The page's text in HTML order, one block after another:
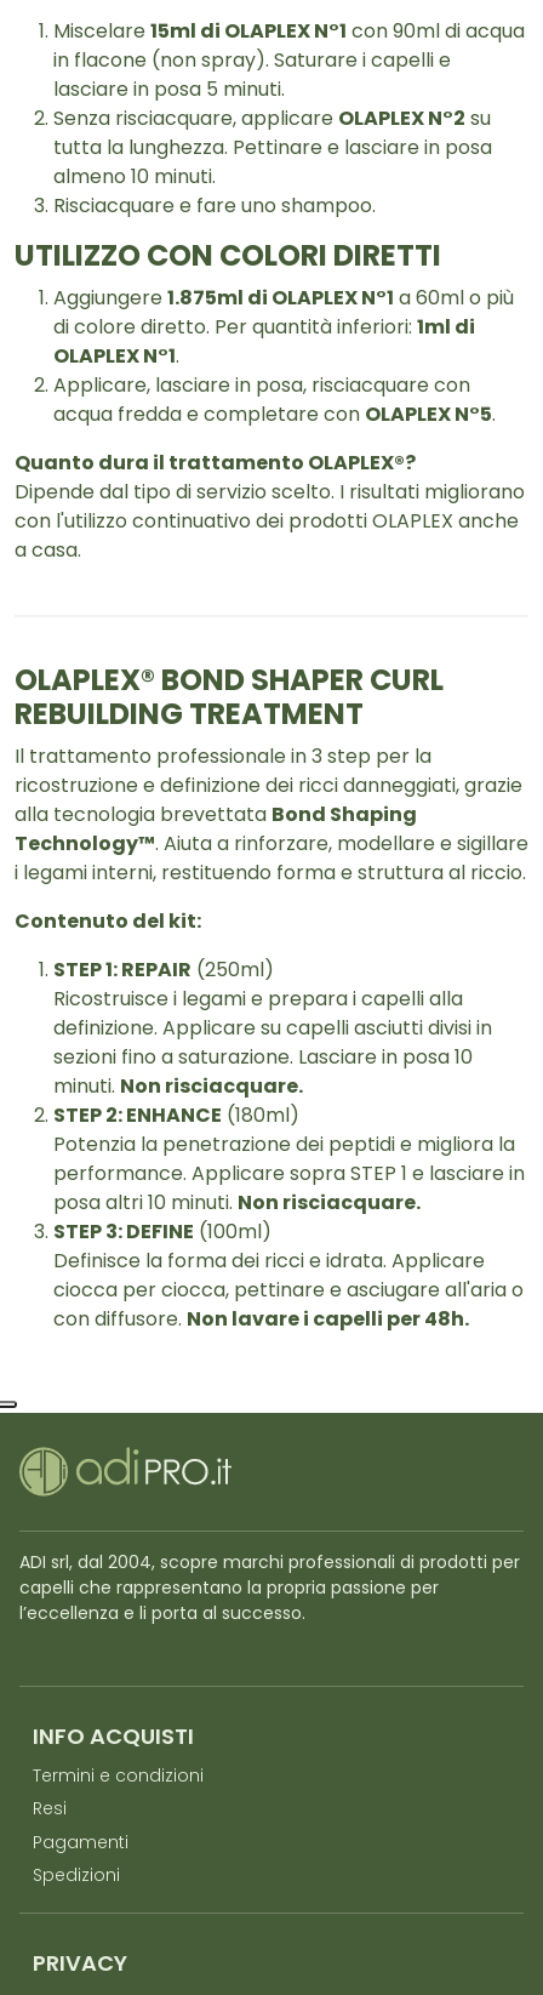
Miscelare 15ml di OLAPLEX N°1 con 90ml di acqua
in flacone (non spray). Saturare i capelli e
lasciare in posa 5 minuti.
Senza risciacquare, applicare OLAPLEX N°2 su
tutta la lunghezza. Pettinare e lasciare in posa
almeno 10 minuti.
Risciacquare e fare uno shampoo.
UTILIZZO CON COLORI DIRETTI
Aggiungere 1.875ml di OLAPLEX N°1 a 60ml o più
di colore diretto. Per quantità inferiori: 1ml di
OLAPLEX N°1 .
Applicare, lasciare in posa, risciacquare con
acqua fredda e completare con OLAPLEX N°5.
Quanto dura il trattamento OLAPLEX®?
Dipende dal tipo di servizio scelto. I risultati migliorano
con l'utilizzo continuativo dei prodotti OLAPLEX anche
a casa.
OLAPLEX® BOND SHAPER CURL
REBUILDING TREATMENT
Il trattamento professionale in 3 step per la
ricostruzione e definizione dei ricci danneggiati, grazie
alla tecnologia brevettata Bond Shaping
Technology™. Aiuta a rinforzare, modellare e sigillare
i legami interni, restituendo forma e struttura al riccio.
Contenuto del kit:
STEP 1: REPAIR (250ml)
Ricostruisce i legami e prepara i capelli alla
definizione. Applicare su capelli asciutti divisi in
sezioni fino a saturazione. Lasciare in posa 10
minuti. Non risciacquare.
STEP 2: ENHANCE (180ml)
Potenzia la penetrazione dei peptidi e migliora la
performance. Applicare sopra STEP 1 e lasciare in
posa altri 10 minuti. Non risciacquare.
STEP 3: DEFINE (100ml)
Definisce la forma dei ricci e idrata. Applicare
ciocca per ciocca, pettinare e asciugare all'aria o
con diffusore. Non lavare i capelli per 48h.
ADI srl, dal 2004, scopre marchi professionali di prodotti per
capelli che rappresentano la propria passione per
l’eccellenza e li porta al successo.
INFO ACQUISTI
Termini e condizioni
Resi
Pagamenti
Spedizioni
PRIVACY